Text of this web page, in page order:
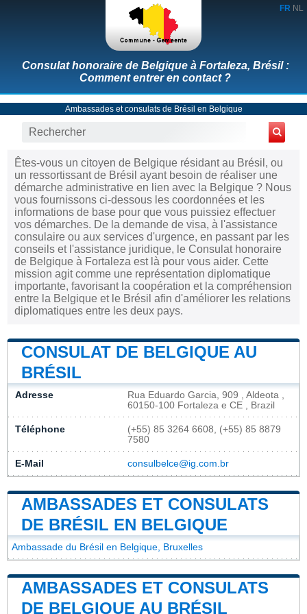
FR NL
Consulat honoraire de Belgique à Fortaleza, Brésil :
Comment entrer en contact ?
Ambassades et consulats de Brésil en Belgique
Êtes-vous un citoyen de Belgique résidant au Brésil, ou
un ressortissant de Brésil ayant besoin de réaliser une
démarche administrative en lien avec la Belgique ? Nous
vous fournissons ci-dessous les coordonnées et les
informations de base pour que vous puissiez effectuer
vos démarches. De la demande de visa, à l'assistance
consulaire ou aux services d'urgence, en passant par les
conseils et l'assistance juridique, le Consulat honoraire
de Belgique à Fortaleza est là pour vous aider. Cette
mission agit comme une représentation diplomatique
importante, favorisant la coopération et la compréhension
entre la Belgique et le Brésil afin d'améliorer les relations
diplomatiques entre les deux pays.
CONSULAT DE BELGIQUE AU
BRÉSIL
Adresse
Rua Eduardo Garcia, 909 , Aldeota ,
60150-100 Fortaleza e CE , Brazil
Téléphone
(+55) 85 3264 6608, (+55) 85 8879
7580
E-Mail consulbelce@ig.com.br
AMBASSADES ET CONSULATS
DE BRÉSIL EN BELGIQUE
Ambassade du Brésil en Belgique, Bruxelles
AMBASSADES ET CONSULATS
DE BELGIQUE AU BRÉSIL